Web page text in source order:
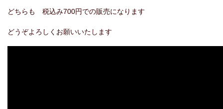
どちらも 税込み700円での販売になります
どうぞよろしくお願いいたします